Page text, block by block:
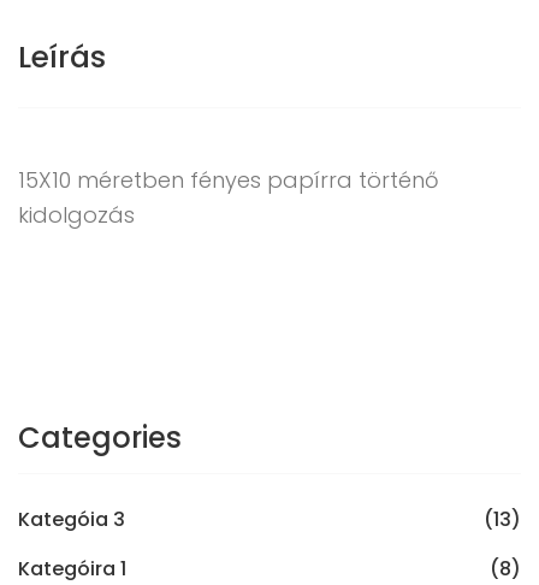
Leírás
15X10 méretben fényes papírra történő
kidolgozás
Categories
Kategóia 3
(13)
Kategóira 1
(8)